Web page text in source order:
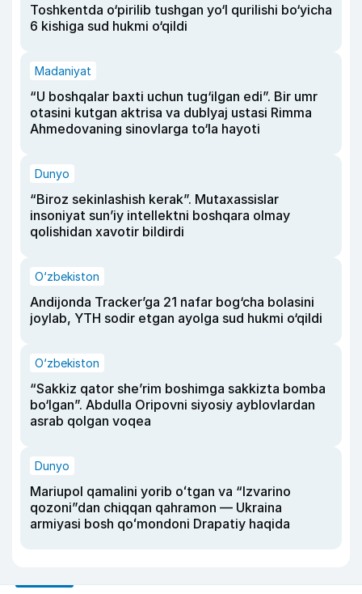
Toshkentda o‘pirilib tushgan yo‘l qurilishi bo‘yicha
6 kishiga sud hukmi o‘qildi
Madaniyat
“U boshqalar baxti uchun tug‘ilgan edi”. Bir umr
otasini kutgan aktrisa va dublyaj ustasi Rimma
Ahmedovaning sinovlarga to‘la hayoti
Dunyo
“Biroz sekinlashish kerak”. Mutaxassislar
insoniyat sun’iy intellektni boshqara olmay
qolishidan xavotir bildirdi
O‘zbekiston
Andijonda Tracker’ga 21 nafar bog‘cha bolasini
joylab, YTH sodir etgan ayolga sud hukmi o‘qildi
O‘zbekiston
“Sakkiz qator she’rim boshimga sakkizta bomba
bo‘lgan”. Abdulla Oripovni siyosiy ayblovlardan
asrab qolgan voqea
Dunyo
Mariupol qamalini yorib oʻtgan va “Izvarino
qozoni”dan chiqqan qahramon — Ukraina
armiyasi bosh qoʻmondoni Drapatiy haqida